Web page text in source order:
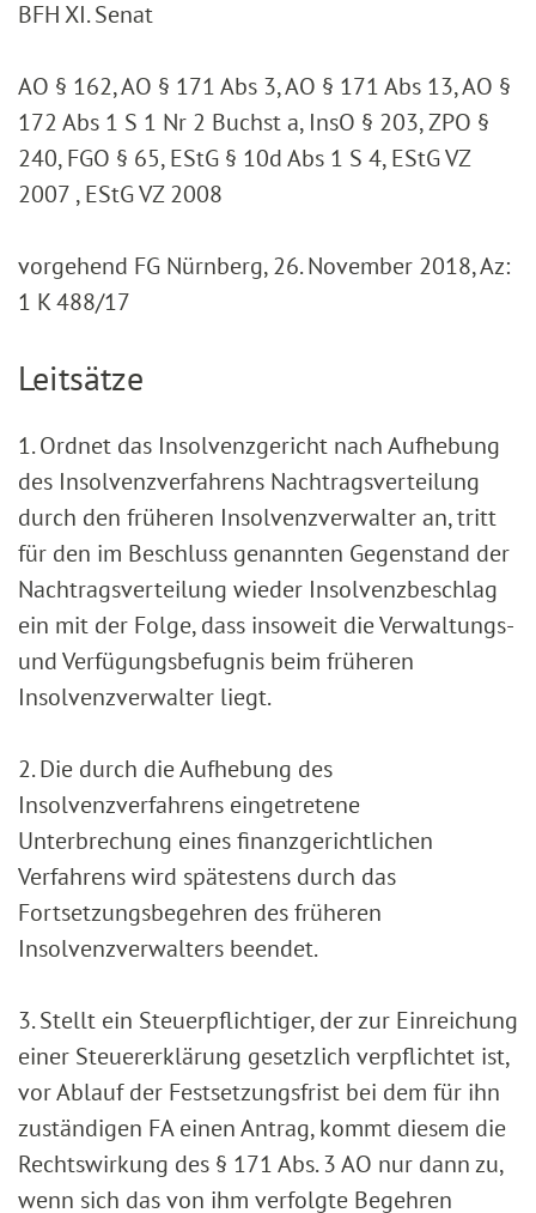
BFH XI. Senat
AO § 162, AO § 171 Abs 3, AO § 171 Abs 13, AO §
172 Abs 1 S 1 Nr 2 Buchst a, InsO § 203, ZPO §
240, FGO § 65, EStG § 10d Abs 1 S 4, EStG VZ
2007 , EStG VZ 2008
vorgehend FG Nürnberg, 26. November 2018, Az:
1 K 488/17
Leitsätze
1. Ordnet das Insolvenzgericht nach Aufhebung
des Insolvenzverfahrens Nachtragsverteilung
durch den früheren Insolvenzverwalter an, tritt
für den im Beschluss genannten Gegenstand der
Nachtragsverteilung wieder Insolvenzbeschlag
ein mit der Folge, dass insoweit die Verwaltungs-
und Verfügungsbefugnis beim früheren
Insolvenzverwalter liegt.
2. Die durch die Aufhebung des
Insolvenzverfahrens eingetretene
Unterbrechung eines finanzgerichtlichen
Verfahrens wird spätestens durch das
Fortsetzungsbegehren des früheren
Insolvenzverwalters beendet.
3. Stellt ein Steuerpflichtiger, der zur Einreichung
einer Steuererklärung gesetzlich verpflichtet ist,
vor Ablauf der Festsetzungsfrist bei dem für ihn
zuständigen FA einen Antrag, kommt diesem die
Rechtswirkung des § 171 Abs. 3 AO nur dann zu,
wenn sich das von ihm verfolgte Begehren